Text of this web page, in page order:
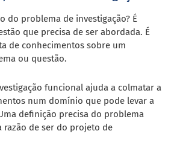
do problema de investigação? É
que precisa de ser abordada. É
de conhecimentos sobre um
ou questão.
funcional ajuda a colmatar a
num domínio que pode levar a
definição precisa do problema
razão de ser do projeto de